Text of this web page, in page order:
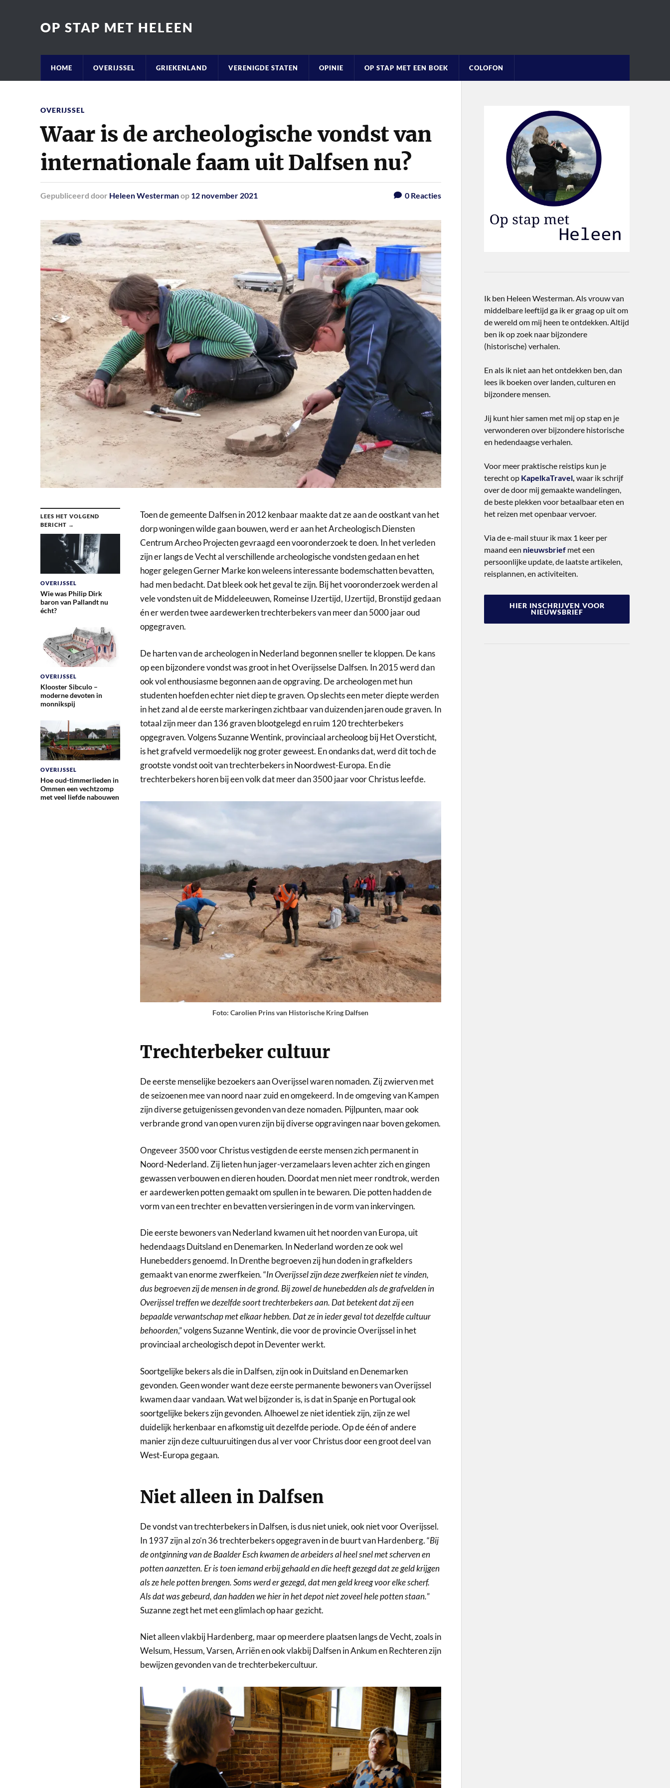
OP STAP MET HELEEN
HOME OVERIJSSEL GRIEKENLAND VERENIGDE STATEN OPINIE OP STAP MET EEN BOEK COLOFON
OVERIJSSEL
Waar is de archeologische vondst van
internationale faam uit Dalfsen nu?
Gepubliceerd door Heleen Westermanop 12 november 2021 0Reacties
LEES HET VOLGEND
BERICHT →
OVERIJSSEL
Wie was Philip Dirk
baron van Pallandt nu
écht?
OVERIJSSEL
Klooster Sibculo –
moderne devoten in
monnikspij
OVERIJSSEL
Hoe oud-timmerlieden in
Ommen een vechtzomp
met veel liefde nabouwen
Toen de gemeente Dalfsen in 2012 kenbaar maakte dat ze aan de oostkant van het
dorp woningen wilde gaan bouwen, werd er aan het Archeologisch Diensten
Centrum Archeo Projecten gevraagd een vooronderzoek te doen. In het verleden
zijn er langs de Vecht al verschillende archeologische vondsten gedaan en het
hoger gelegen Gerner Marke kon weleens interessante bodemschatten bevatten,
had men bedacht. Dat bleek ook het geval te zijn. Bij het vooronderzoek werden al
vele vondsten uit de Middeleeuwen, Romeinse IJzertijd, IJzertijd, Bronstijd gedaan
én er werden twee aardewerken trechterbekers van meer dan 5000 jaar oud
opgegraven.
De harten van de archeologen in Nederland begonnen sneller te kloppen. De kans
op een bijzondere vondst was groot in het Overijsselse Dalfsen. In 2015 werd dan
ook vol enthousiasme begonnen aan de opgraving. De archeologen met hun
studenten hoefden echter niet diep te graven. Op slechts een meter diepte werden
in het zand al de eerste markeringen zichtbaar van duizenden jaren oude graven. In
totaal zijn meer dan 136 graven blootgelegd en ruim 120 trechterbekers
opgegraven. Volgens Suzanne Wentink, provinciaal archeoloog bij Het Oversticht,
is het grafveld vermoedelijk nog groter geweest. En ondanks dat, werd dit toch de
grootste vondst ooit van trechterbekers in Noordwest-Europa. En die
trechterbekers horen bij een volk dat meer dan 3500 jaar voor Christus leefde.
Foto: Carolien Prins van Historische Kring Dalfsen
Trechterbeker cultuur
De eerste menselijke bezoekers aan Overijssel waren nomaden. Zij zwierven met
de seizoenen mee van noord naar zuid en omgekeerd. In de omgeving van Kampen
zijn diverse getuigenissen gevonden van deze nomaden. Pijlpunten, maar ook
verbrande grond van open vuren zijn bij diverse opgravingen naar boven gekomen.
Ongeveer 3500 voor Christus vestigden de eerste mensen zich permanent in
Noord-Nederland. Zij lieten hun jager-verzamelaars leven achter zich en gingen
gewassen verbouwen en dieren houden. Doordat men niet meer rondtrok, werden
er aardewerken potten gemaakt om spullen in te bewaren. Die potten hadden de
vorm van een trechter en bevatten versieringen in de vorm van inkervingen.
Die eerste bewoners van Nederland kwamen uit het noorden van Europa, uit
hedendaags Duitsland en Denemarken. In Nederland worden ze ook wel
Hunebedders genoemd. In Drenthe begroeven zij hun doden in grafkelders
gemaakt van enorme zwerfkeien. “In Overijssel zijn deze zwerfkeien niet te vinden,
dus begroeven zij de mensen in de grond. Bij zowel de hunebedden als de grafvelden in
Overijssel treffen we dezelfde soort trechterbekers aan. Dat betekent dat zij een
bepaalde verwantschap met elkaar hebben. Dat ze in ieder geval tot dezelfde cultuur
behoorden,” volgens Suzanne Wentink, die voor de provincie Overijssel in het
provinciaal archeologisch depot in Deventer werkt.
Soortgelijke bekers als die in Dalfsen, zijn ook in Duitsland en Denemarken
gevonden. Geen wonder want deze eerste permanente bewoners van Overijssel
kwamen daar vandaan. Wat wel bijzonder is, is dat in Spanje en Portugal ook
soortgelijke bekers zijn gevonden. Alhoewel ze niet identiek zijn, zijn ze wel
duidelijk herkenbaar en afkomstig uit dezelfde periode. Op de één of andere
manier zijn deze cultuuruitingen dus al ver voor Christus door een groot deel van
West-Europa gegaan.
Niet alleen in Dalfsen
De vondst van trechterbekers in Dalfsen, is dus niet uniek, ook niet voor Overijssel.
In 1937 zijn al zo’n 36 trechterbekers opgegraven in de buurt van Hardenberg. “Bij
de ontginning van de Baalder Esch kwamen de arbeiders al heel snel met scherven en
potten aanzetten. Er is toen iemand erbij gehaald en die heeft gezegd dat ze geld krijgen
als ze hele potten brengen. Soms werd er gezegd, dat men geld kreeg voor elke scherf.
Als dat was gebeurd, dan hadden we hier in het depot niet zoveel hele potten staan.”
Suzanne zegt het met een glimlach op haar gezicht.
Niet alleen vlakbij Hardenberg, maar op meerdere plaatsen langs de Vecht, zoals in
Welsum, Hessum, Varsen, Arriën en ook vlakbij Dalfsen in Ankum en Rechteren zijn
bewijzen gevonden van de trechterbekercultuur.
Ik ben Heleen Westerman. Als vrouw van
middelbare leeftijd ga ik er graag op uit om
de wereld om mij heen te ontdekken. Altijd
ben ik op zoek naar bijzondere
(historische) verhalen.
En als ik niet aan het ontdekken ben, dan
lees ik boeken over landen, culturen en
bijzondere mensen.
Jij kunt hier samen met mij op stap en je
verwonderen over bijzondere historische
en hedendaagse verhalen.
Voor meer praktische reistips kun je
terecht op KapelkaTravel, waar ik schrijf
over de door mij gemaakte wandelingen,
de beste plekken voor betaalbaar eten en
het reizen met openbaar vervoer.
Via de e-mail stuur ik max 1 keer per
maand een nieuwsbriefmet een
persoonlijke update, de laatste artikelen,
reisplannen, en activiteiten.
HIER INSCHRIJVEN VOOR
NIEUWSBRIEF